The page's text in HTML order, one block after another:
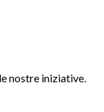
nostre iniziative.